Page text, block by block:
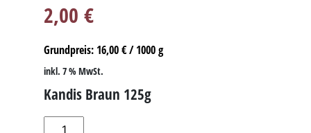
2,00 €
Grundpreis: 16,00€/1000g
inkl. 7 % MwSt.
Kandis Braun 125g
Kandis